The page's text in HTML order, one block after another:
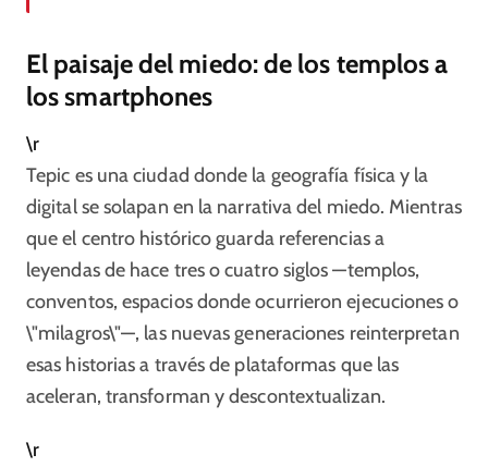
El paisaje del miedo: de los templos a
los smartphones
\r
Tepic es una ciudad donde la geografía física y la
digital se solapan en la narrativa del miedo. Mientras
que el centro histórico guarda referencias a
leyendas de hace tres o cuatro siglos —templos,
conventos, espacios donde ocurrieron ejecuciones o
\"milagros\"—, las nuevas generaciones reinterpretan
esas historias a través de plataformas que las
aceleran, transforman y descontextualizan.​
\r